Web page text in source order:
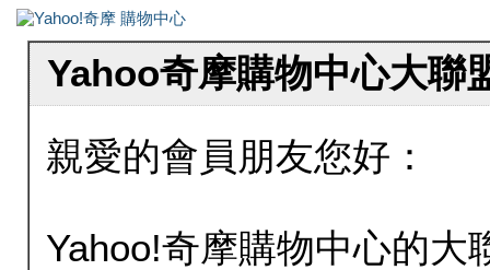
Yahoo奇摩購物中心大聯
親愛的會員朋友您好：
Yahoo!奇摩購物中心的大